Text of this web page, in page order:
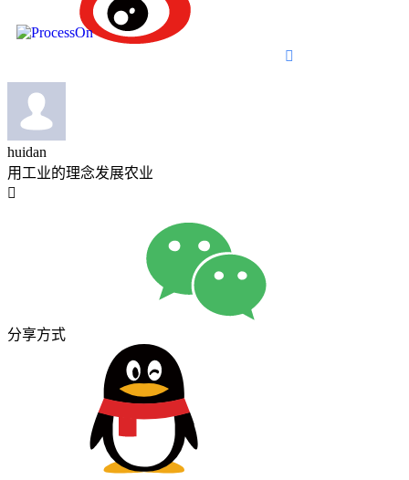

huidan
用工业的理念发展农业

分享方式